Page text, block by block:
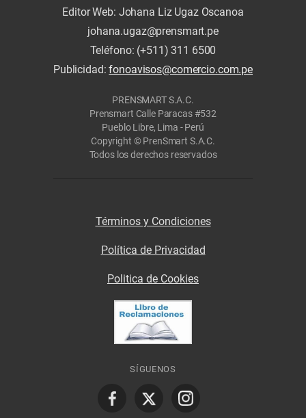
Editor Web: Johana Liz Ugaz Oscanoa
johana.ugaz@prensmart.pe
Teléfono: (+511) 311 6500
Publicidad:fonoavisos@comercio.com.pe
PRENSMART S.A.C.
Prensmart Calle Paracas #532
Pueblo Libre, Lima - Perú
Copyright © PrenSmart S.A.C.
Todos los derechos reservados
Términos y Condiciones
Política de Privacidad
Politica de Cookies
SÍGUENOS